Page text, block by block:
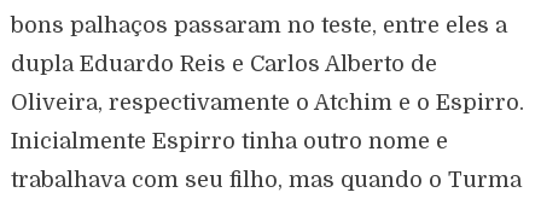
bons palhaços passaram no teste, entre eles a
dupla Eduardo Reis e Carlos Alberto de
Oliveira, respectivamente o Atchim e o Espirro.
Inicialmente Espirro tinha outro nome e
trabalhava com seu filho, mas quando o Turma